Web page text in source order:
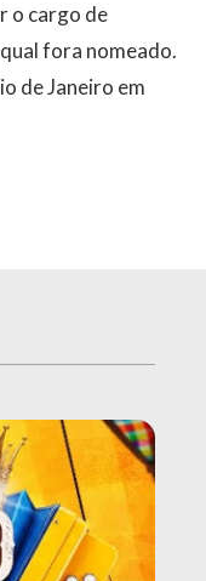
o cargo de
fora nomeado.
de Janeiro em